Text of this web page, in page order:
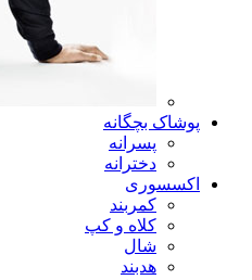
پوشاک بچگانه
پسرانه
دخترانه
اکسسوری
کمربند
کلاه و کپ
شال
هدبند